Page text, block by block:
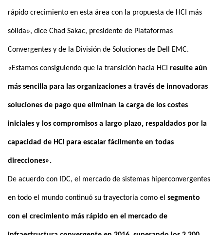
rápido crecimiento en esta área con la propuesta de HCI más
sólida», dice Chad Sakac, presidente de Plataformas
Convergentes y de la División de Soluciones de Dell EMC.
«Estamos consiguiendo que la transición hacia HCI resulte aún
más sencilla para las organizaciones a través de innovadoras
soluciones de pago que eliminan la carga de los costes
iniciales y los compromisos a largo plazo, respaldados por la
capacidad de HCI para escalar fácilmente en todas
direcciones».
De acuerdo con IDC, el mercado de sistemas hiperconvergentes
en todo el mundo continuó su trayectoria como el segmento
con el crecimiento más rápido en el mercado de